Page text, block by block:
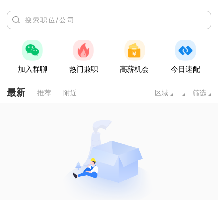
加入群聊 热门兼职 高薪机会 今日速配
最新 推荐 附近 区域 筛选